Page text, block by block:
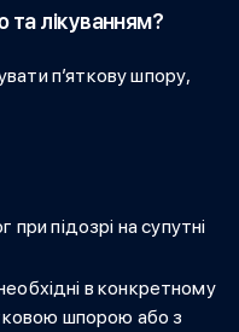
та лікуванням?
п’яткову шпору,
підозрі на супутні
в конкретному
шпорою або з